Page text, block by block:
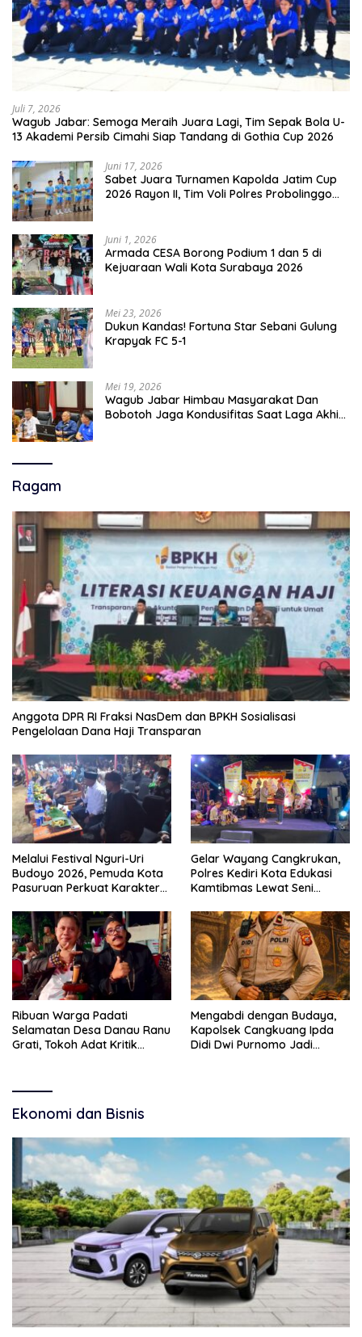
Juli 7, 2026
Wagub Jabar: Semoga Meraih Juara Lagi, Tim Sepak Bola U-
13 Akademi Persib Cimahi Siap Tandang di Gothia Cup 2026
Juni 17, 2026
Sabet Juara Turnamen Kapolda Jatim Cup
2026 Rayon II, Tim Voli Polres Probolinggo
Juni 1, 2026
Armada CESA Borong Podium 1 dan 5 di
Kejuaraan Wali Kota Surabaya 2026
Mei 23, 2026
Dukun Kandas! Fortuna Star Sebani Gulung
Krapyak FC 5-1
Mei 19, 2026
Wagub Jabar Himbau Masyarakat Dan
Bobotoh Jaga Kondusifitas Saat Laga Akhir
Ragam
Anggota DPR RI Fraksi NasDem dan BPKH Sosialisasi
Pengelolaan Dana Haji Transparan
Melalui Festival Nguri-Uri
Budoyo 2026, Pemuda Kota
Pasuruan Perkuat Karakter
Narkoba
Gelar Wayang Cangkrukan,
Polres Kediri Kota Edukasi
Kamtibmas Lewat Seni
Ribuan Warga Padati
Selamatan Desa Danau Ranu
Grati, Tokoh Adat Kritik
Mengabdi dengan Budaya,
Kapolsek Cangkuang Ipda
Didi Dwi Purnomo Jadi
Ekonomi dan Bisnis